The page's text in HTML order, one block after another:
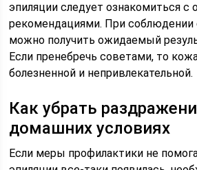
эпиляции следует ознакомиться
рекомендациями. При соблюдении
можно получить ожидаемый
Если пренебречь советами, то
болезненной и непривлекательной.
Как убрать
домашних условиях
Если меры профилактики не